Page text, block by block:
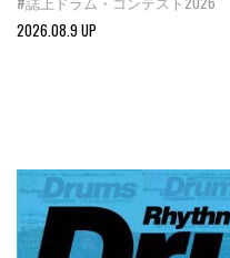
2026.08.9 UP